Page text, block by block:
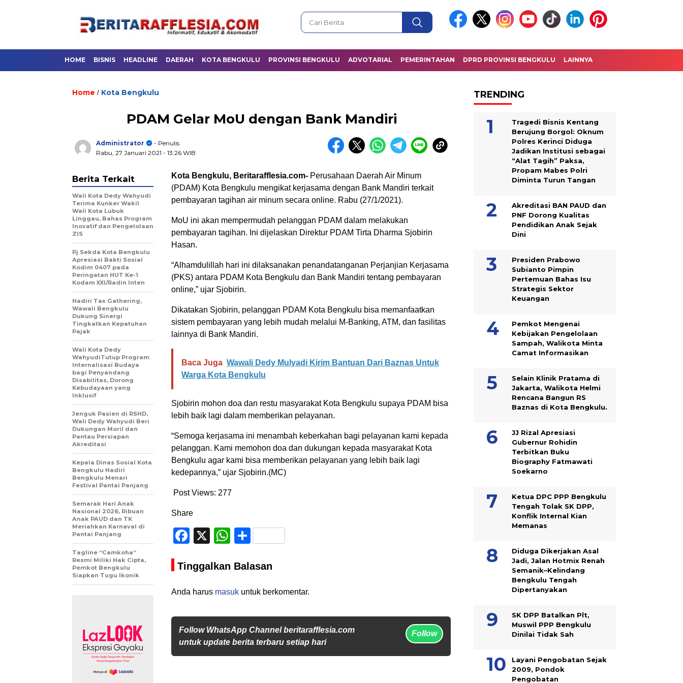
HOME BISNIS HEADLINE DAERAH KOTA BENGKULU PROVINSI BENGKULU ADVOTARIAL PEMERINTAHAN DPRD PROVINSI BENGKULU LAINNYA
Home / Kota Bengkulu
PDAM Gelar MoU dengan Bank Mandiri
Administrator
- Penulis
Rabu, 27 Januari 2021 - 13:26 WIB
Kota Bengkulu, Beritarafflesia.com- Perusahaan Daerah Air Minum
(PDAM) Kota Bengkulu mengikat kerjasama dengan Bank Mandiri terkait
pembayaran tagihan air minum secara online. Rabu (27/1/2021).
MoU ini akan mempermudah pelanggan PDAM dalam melakukan
pembayaran tagihan. Ini dijelaskan Direktur PDAM Tirta Dharma Sjobirin
Hasan.
“Alhamdulillah hari ini dilaksanakan penandatanganan Perjanjian Kerjasama
(PKS) antara PDAM Kota Bengkulu dan Bank Mandiri tentang pembayaran
online,” ujar Sjobirin.
Dikatakan Sjobirin, pelanggan PDAM Kota Bengkulu bisa memanfaatkan
sistem pembayaran yang lebih mudah melalui M-Banking, ATM, dan fasilitas
lainnya di Bank Mandiri.
Baca Juga Wawali Dedy Mulyadi Kirim Bantuan Dari Baznas Untuk
Warga Kota Bengkulu
Sjobirin mohon doa dan restu masyarakat Kota Bengkulu supaya PDAM bisa
lebih baik lagi dalam memberikan pelayanan.
“Semoga kerjasama ini menambah keberkahan bagi pelayanan kami kepada
pelanggan. Kami memohon doa dan dukungan kepada masyarakat Kota
Bengkulu agar kami bisa memberikan pelayanan yang lebih baik lagi
kedepannya,” ujar Sjobirin.(MC)
Post Views: 277
Share
Facebook
X WhatsApp
Share
Tinggalkan Balasan
Anda harus masuk untuk berkomentar.
Follow WhatsApp Channel beritarafflesia.com
untuk update berita terbaru setiap hari
Follow
Berita Terkait
Wali Kota Dedy Wahyudi
Terima Kunker Wakil
Wali Kota Lubuk
Linggau, Bahas Program
Inovatif dan Pengelolaan
ZIS
Pj Sekda Kota Bengkulu
Apresiasi Bakti Sosial
Kodim 0407 pada
Peringatan HUT Ke-1
Kodam XXI/Radin Inten
Hadiri Tax Gathering,
Wawali Bengkulu
Dukung Sinergi
Tingkatkan Kepatuhan
Pajak
Wali Kota Dedy
WahyudiTutup Program
Internalisasi Budaya
bagi Penyandang
Disabilitas, Dorong
Kebudayaan yang
Inklusif
Jenguk Pasien di RSHD,
Wali Dedy Wahyudi Beri
Dukungan Moril dan
Pantau Persiapan
Akreditasi
Kepala Dinas Sosial Kota
Bengkulu Hadiri
Bengkulu Menari
Festival Pantai Panjang
Semarak Hari Anak
Nasional 2026, Ribuan
Anak PAUD dan TK
Meriahkan Karnaval di
Pantai Panjang
Tagline “Camkoha”
Resmi Miliki Hak Cipta,
Pemkot Bengkulu
Siapkan Tugu Ikonik
TRENDING
Tragedi Bisnis Kentang
Berujung Borgol: Oknum
Polres Kerinci Diduga
Jadikan Institusi sebagai
“Alat Tagih” Paksa,
Propam Mabes Polri
Diminta Turun Tangan
Akreditasi BAN PAUD dan
PNF Dorong Kualitas
Pendidikan Anak Sejak
Dini
Presiden Prabowo
Subianto Pimpin
Pertemuan Bahas Isu
Strategis Sektor
Keuangan
Pemkot Mengenai
Kebijakan Pengelolaan
Sampah, Walikota Minta
Camat Informasikan
Selain Klinik Pratama di
Jakarta, Walikota Helmi
Rencana Bangun RS
Baznas di Kota Bengkulu.
JJ Rizal Apresiasi
Gubernur Rohidin
Terbitkan Buku
Biography Fatmawati
Soekarno
Ketua DPC PPP Bengkulu
Tengah Tolak SK DPP,
Konflik Internal Kian
Memanas
Diduga Dikerjakan Asal
Jadi, Jalan Hotmix Renah
Semanik–Kelindang
Bengkulu Tengah
Dipertanyakan
SK DPP Batalkan Plt,
Muswil PPP Bengkulu
Dinilai Tidak Sah
Layani Pengobatan Sejak
2009, Pondok
Pengobatan